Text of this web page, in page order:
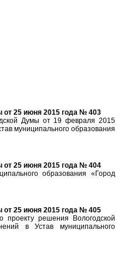
от 25 июня 2015 года № 403
Думы от 19 февраля 2015
муниципального образования
от 25 июня 2015 года № 404
образования «Город
от 25 июня 2015 года № 405
решения Вологодской
в Устав муниципального